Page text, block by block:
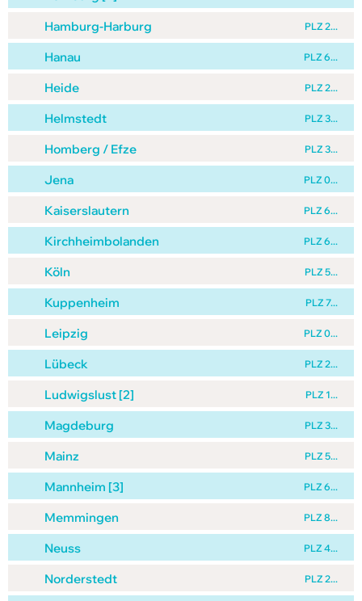
Hamburg-Harburg PLZ 2...
Hanau PLZ 6...
Heide PLZ 2...
Helmstedt PLZ 3...
Homberg / Efze PLZ 3...
Jena PLZ 0...
Kaiserslautern PLZ 6...
Kirchheimbolanden PLZ 6...
Köln PLZ 5...
Kuppenheim PLZ 7...
Leipzig PLZ 0...
Lübeck PLZ 2...
Ludwigslust [2] PLZ 1...
Magdeburg PLZ 3...
Mainz PLZ 5...
Mannheim [3] PLZ 6...
Memmingen PLZ 8...
Neuss PLZ 4...
Norderstedt PLZ 2...